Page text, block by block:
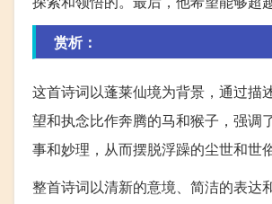
赏析：
这首诗词以蓬莱仙境为背景，通过描
望和执念比作奔腾的马和猴子，强调
事和妙理，从而摆脱浮躁的尘世和世
整首诗词以清新的意境、简洁的表达